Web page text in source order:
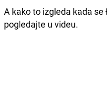
A kako to izgleda kada
pogledajte u videu.